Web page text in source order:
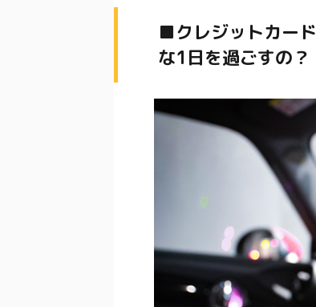
■クレジットカー
な1日を過ごすの？